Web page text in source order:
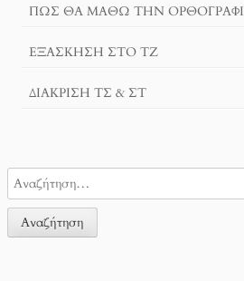
ΠΏΣ ΘΑ ΜΆΘΩ ΤΗΝ
ΕΞΆΣΚΗΣΗ ΣΤΟ ΤΖ
ΔΙΆΚΡΙΣΗ ΤΣ & ΣΤ